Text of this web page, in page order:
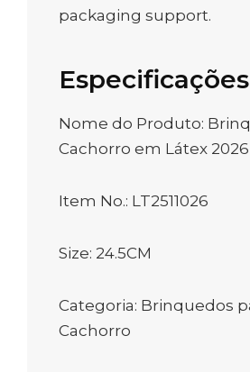
packaging support.
Especificações
Nome do Produto:
Cachorro em Látex 2026
Item No.: LT2511026
Size: 24.5CM
Categoria: Brinquedos
Cachorro